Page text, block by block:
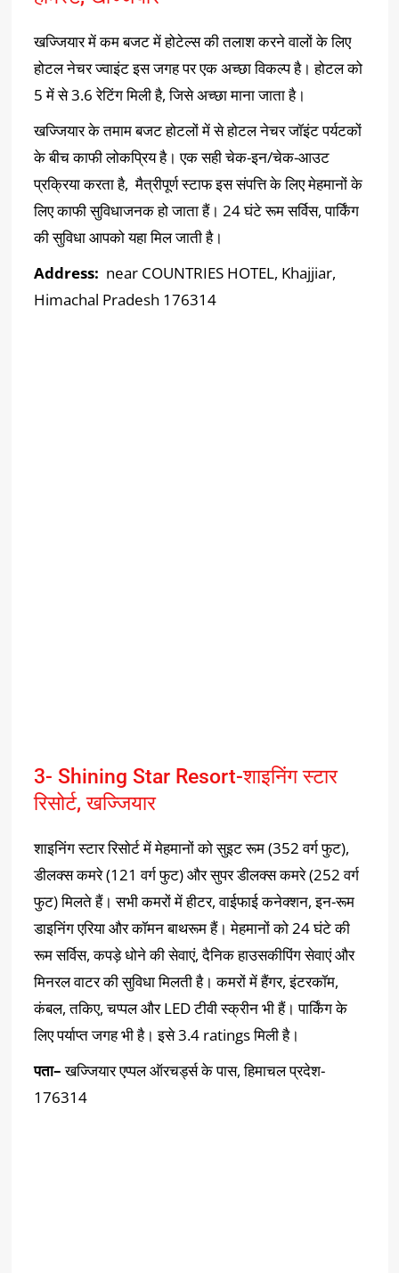
खज्जियार में कम बजट में होटेल्स की तलाश करने वालों के लिए
होटल नेचर ज्वाइंट इस जगह पर एक अच्छा विकल्प है। होटल को
5 में से 3.6 रेटिंग मिली है, जिसे अच्छा माना जाता है।
खज्जियार के तमाम बजट होटलों में से होटल नेचर जॉइंट पर्यटकों
के बीच काफी लोकप्रिय है। एक सही चेक-इन/चेक-आउट
प्रक्रिया करता है, मैत्रीपूर्ण स्टाफ इस संपत्ति के लिए मेहमानों के
लिए काफी सुविधाजनक हो जाता हैं। 24 घंटे रूम सर्विस, पार्किंग
की सुविधा आपको यहा मिल जाती है।
Address: near COUNTRIES HOTEL, Khajjiar,
Himachal Pradesh 176314
3- Shining Star Resort-शाइनिंग स्टार
रिसोर्ट, खज्जियार
शाइनिंग स्टार रिसोर्ट में मेहमानों को सुइट रूम (352 वर्ग फुट),
डीलक्स कमरे (121 वर्ग फुट) और सुपर डीलक्स कमरे (252 वर्ग
फुट) मिलते हैं। सभी कमरों में हीटर, वाईफाई कनेक्शन, इन-रूम
डाइनिंग एरिया और कॉमन बाथरूम हैं। मेहमानों को 24 घंटे की
रूम सर्विस, कपड़े धोने की सेवाएं, दैनिक हाउसकीपिंग सेवाएं और
मिनरल वाटर की सुविधा मिलती है। कमरों में हैंगर, इंटरकॉम,
कंबल, तकिए, चप्पल और LED टीवी स्क्रीन भी हैं। पार्किंग के
लिए पर्याप्त जगह भी है। इसे 3.4 ratings मिली है।
पता–खज्जियार एप्पल ऑरचर्ड्स के पास, हिमाचल प्रदेश-
176314